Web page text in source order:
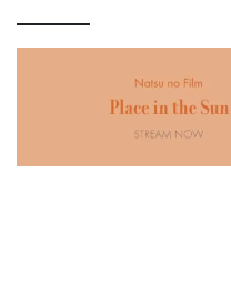
Film ถ่ายทอดบทเพลงที่เธอชื่น
ชอบหรือเพลงที่เพิ่งดึงดูดความ
จากห้องนอนในครั้งนี้ เธอคัฟ
เวอร์เพลง “Komariwarai” ของ
Vocals,
Guitar: Leon (Natsu no Film)